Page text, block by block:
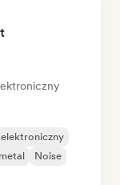
Noise